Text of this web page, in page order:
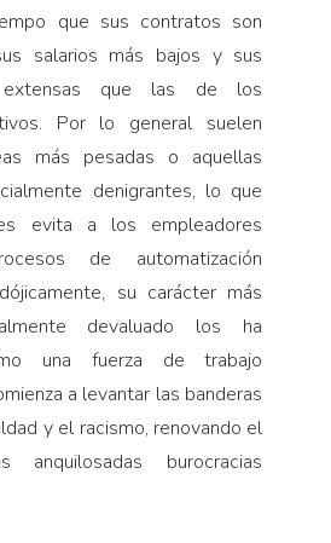
que sus contratos son
salarios más bajos y sus
extensas que las de los
Por lo general suelen
más pesadas o aquellas
denigrantes, lo que
evita a los empleadores
de automatización
su carácter más
devaluado los ha
una fuerza de trabajo
a levantar las banderas
y el racismo, renovando el
burocracias